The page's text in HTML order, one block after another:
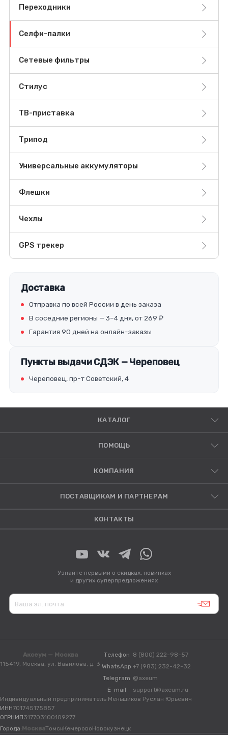
Переходники
Селфи-палки
Сетевые фильтры
Стилус
ТВ-приставка
Трипод
Универсальные аккумуляторы
Флешки
Чехлы
GPS трекер
Доставка
Отправка по всей России в день заказа
В соседние регионы — 3–4 дня, от 269 ₽
Гарантия 90 дней на онлайн-заказы
Пункты выдачи СДЭК — Череповец
Череповец, пр-т Советский, 4
КАТАЛОГ
ПОМОЩЬ
КОМПАНИЯ
ПОСТАВЩИКАМ И ПАРТНЕРАМ
КОНТАКТЫ
Узнайте первыми о скидках, новинках
и других суперпредложениях
Аксеум — Москва
115419, Москва, ул. Вавилова, д. 3
Телефон 8 (800) 222-98-57
WhatsApp +7 (983) 232-42-32
Telegram @axeum
E-mail
support@axeum.ru
Индивидуальный предприниматель Меньшиков Руслан Юрьевич
ИНН701745175857
ОГРНИП317703100109277
Города: МоскваТомскКемеровоНовокузнецк